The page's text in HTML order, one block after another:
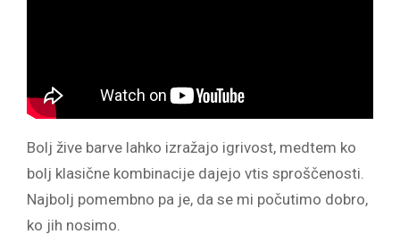
Bolj žive barve lahko izražajo igrivost, medtem ko
bolj klasične kombinacije dajejo vtis sproščenosti.
Najbolj pomembno pa je, da se mi počutimo dobro,
ko jih nosimo.